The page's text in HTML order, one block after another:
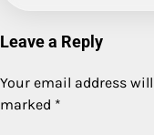
Leave a Reply
Your email address
marked *